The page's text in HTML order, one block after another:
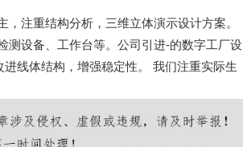
，注重结构分析，三维立体演示设计方案。
测设备、工作台等。 公司引进-的数字工厂设
线体结构，增强稳定性。
我们注重实际生